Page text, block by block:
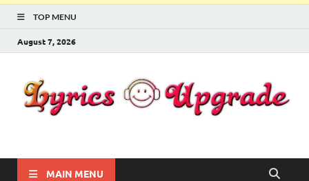
TOP MENU
August 7, 2026
Lyricsupgrade
MAIN MENU